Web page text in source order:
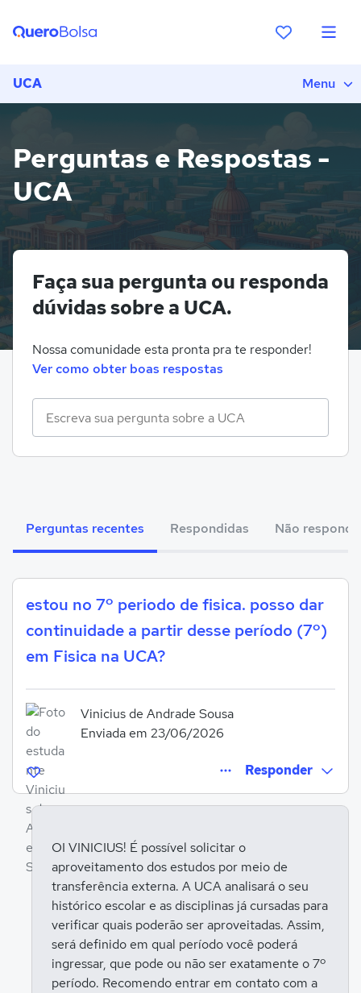
UCA Menu
Perguntas e Respostas -
UCA
Faça sua pergunta ou responda
dúvidas sobre a UCA.
Nossa comunidade esta pronta pra te responder!
Ver como obter boas respostas
Perguntas recentes Respondidas Não
estou no 7º periodo de fisica. posso dar
continuidade a partir desse período (7º)
em Fisica na UCA?
Vinicius de Andrade Sousa
Enviada em 23/06/2026
Responder
Entrar para responder
OI VINICIUS! É possível solicitar o
aproveitamento dos estudos por meio de
transferência externa. A UCA analisará o seu
histórico escolar e as disciplinas já cursadas para
verificar quais poderão ser aproveitadas. Assim,
será definido em qual período você poderá
ingressar, que pode ou não ser exatamente o 7º
período. Recomendo entrar em contato com a